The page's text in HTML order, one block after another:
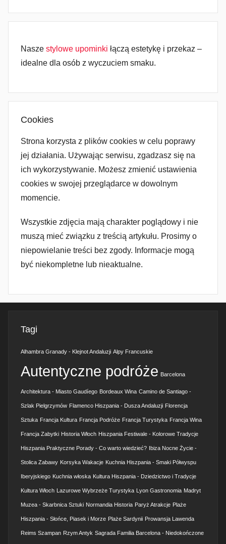
Nasze stylowe upominki łączą estetykę i przekaz –
idealne dla osób z wyczuciem smaku.
Cookies
Strona korzysta z plików cookies w celu poprawy
jej działania. Używając serwisu, zgadzasz się na
ich wykorzystywanie. Możesz zmienić ustawienia
cookies w swojej przeglądarce w dowolnym
momencie.
Wszystkie zdjęcia mają charakter poglądowy i nie
muszą mieć związku z treścią artykułu. Prosimy o
niepowielanie treści bez zgody. Informacje mogą
być niekompletne lub nieaktualne.
Tagi
Alhambra Granady - Klejnot Andaluzji Alpy Francuskie
Autentyczne podróże Barcelona
Architektura - Miasto Gaudíego Bordeaux Wina Camino de Santiago -
Szlak Pielgrzymów Flamenco Hiszpania - Dusza Andaluzji Florencja
Sztuka Francja Kultura Francja Podróże Francja Turystyka Francja Wina
Francja Zabytki Historia Włoch Hiszpania Festiwale - Kolorowe Tradycje
Hiszpania Praktyczne Porady - Co warto wiedzieć? Ibiza Nocne Życie -
Stolica Zabawy Korsyka Wakacje Kuchnia Hiszpania - Smaki Półwyspu
Iberyjskiego Kuchnia włoska Kultura Hiszpania - Dziedzictwo i Tradycje
Kultura Włoch Lazurowe Wybrzeże Turystyka Lyon Gastronomia Madryt
Muzea - Skarbnica Sztuki Normandia Historia Paryż Atrakcje Plaże
Hiszpania - Słońce, Piasek i Morze Plaże Sardynii Prowansja Lawenda
Reims Szampan Rzym Antyk Sagrada Familia Barcelona - Niedokończone